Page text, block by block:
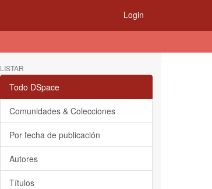
Login
LISTAR
Todo DSpace
Comunidades & Colecciones
Por fecha de publicación
Autores
Títulos